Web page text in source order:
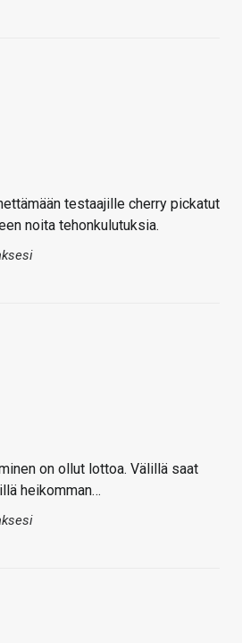
testaajille cherry pickatut
noita tehonkulutuksia.
on ollut lottoa. Välillä saat
heikomman…